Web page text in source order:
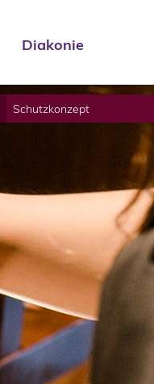
Diakonie
Schutzkonzept